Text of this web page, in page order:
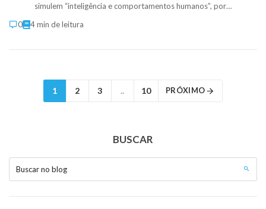
simulem “inteligência e comportamentos humanos”, por…
0
4 min de leitura
1 2 3 .. 10 PRÓXIMO
BUSCAR
Buscar no blog